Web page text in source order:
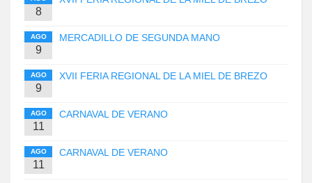
8
AGO
9
MERCADILLO DE SEGUNDA MANO
AGO
9
XVII FERIA REGIONAL DE LA MIEL DE BREZO
AGO
11
CARNAVAL DE VERANO
AGO
11
CARNAVAL DE VERANO